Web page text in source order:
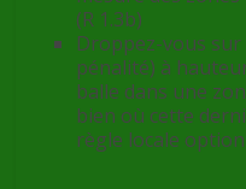
(R 1.3b)
Droppez-vous sur
pénalité) à
balle dans une
bien où cette
règle locale